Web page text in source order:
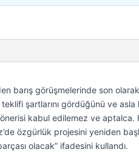
barış görüşmelerinde son
teklifi şartlarını gördüğünü ve
önerisi kabul edilemez ve
özgürlük projesini yeniden
olacak” ifadesini kullandı.